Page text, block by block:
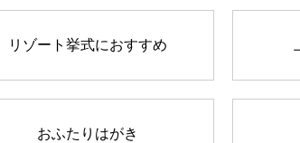
リゾート挙式におすすめ
おふたりはがき